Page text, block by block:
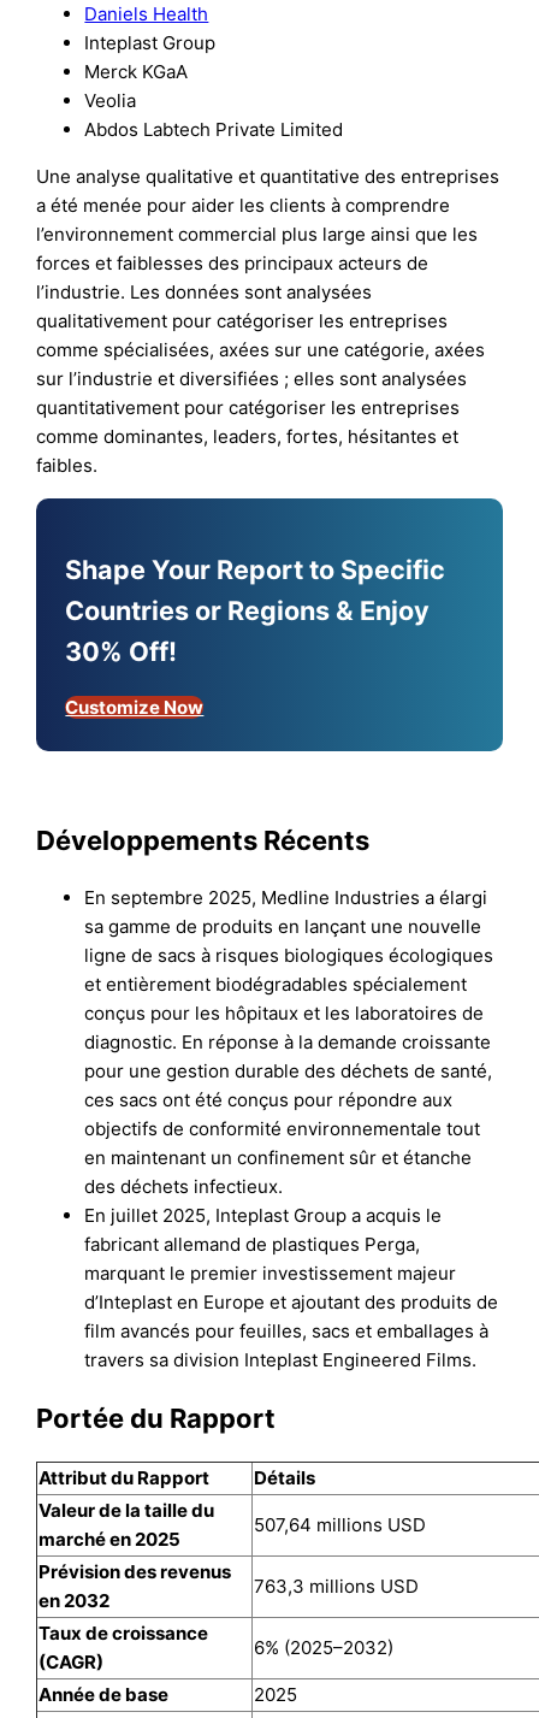
Daniels Health
Inteplast Group
Merck KGaA
Veolia
Abdos Labtech Private Limited
Une analyse qualitative et quantitative des entreprises
a été menée pour aider les clients à comprendre
l’environnement commercial plus large ainsi que les
forces et faiblesses des principaux acteurs de
l’industrie. Les données sont analysées
qualitativement pour catégoriser les entreprises
comme spécialisées, axées sur une catégorie, axées
sur l’industrie et diversifiées ; elles sont analysées
quantitativement pour catégoriser les entreprises
comme dominantes, leaders, fortes, hésitantes et
faibles.
Shape Your Report to Specific
Countries or Regions & Enjoy
30% Off!
Customize Now
Développements Récents
En septembre 2025, Medline Industries a élargi
sa gamme de produits en lançant une nouvelle
ligne de sacs à risques biologiques écologiques
et entièrement biodégradables spécialement
conçus pour les hôpitaux et les laboratoires de
diagnostic. En réponse à la demande croissante
pour une gestion durable des déchets de santé,
ces sacs ont été conçus pour répondre aux
objectifs de conformité environnementale tout
en maintenant un confinement sûr et étanche
des déchets infectieux.
En juillet 2025, Inteplast Group a acquis le
fabricant allemand de plastiques Perga,
marquant le premier investissement majeur
d’Inteplast en Europe et ajoutant des produits de
film avancés pour feuilles, sacs et emballages à
travers sa division Inteplast Engineered Films.
Portée du Rapport
Attribut du Rapport
Détails
Valeur de la taille du
marché en 2025
507,64 millions USD
Prévision des revenus
en 2032
763,3 millions USD
Taux de croissance
(CAGR)
6% (2025–2032)
Année de base
2025